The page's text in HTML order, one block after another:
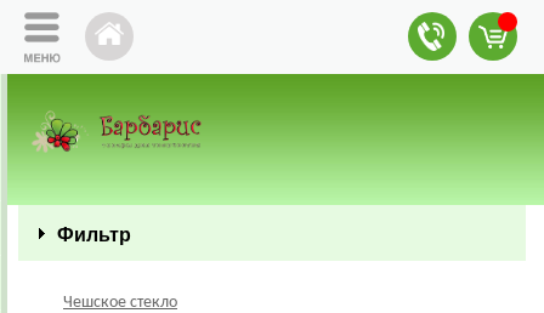
Фильтр
Чешское стекло